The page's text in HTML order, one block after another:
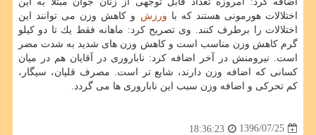
اختلالات هورمونی هستند كه با ورزش و كاهش وزن می توانند این
اختلالات را برطرف كنند. وی تصریح كرد: ماهانه فقط یك تا دو كیلو
گرم كاهش وزن مناسب است و كاهش وزن های شدید به شدت مضر
است. نیرومنش در آخر اضافه كرد: ناباروری در آقایان هم در میان
كسانی كه اضافه وزن دارند، شایع تر است. مصرف قلیان، سیگار،
كم تحركی و اضافه وزن سبب این ناباروری ها می گردد.
1396/07/25
18:36:23